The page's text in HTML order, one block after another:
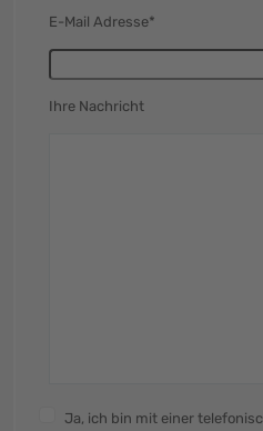
E-Mail Adresse*
Ihre Nachricht
Ja, ich bin mit einer